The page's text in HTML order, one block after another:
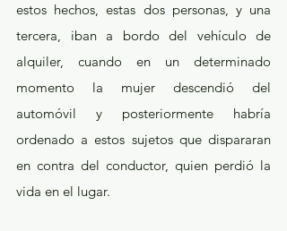
estos hechos, estas dos personas, y una
tercera, iban a bordo del vehículo de
alquiler, cuando en un determinado
momento la mujer descendió del
automóvil y posteriormente habría
ordenado a estos sujetos que dispararan
en contra del conductor, quien perdió la
vida en el lugar.